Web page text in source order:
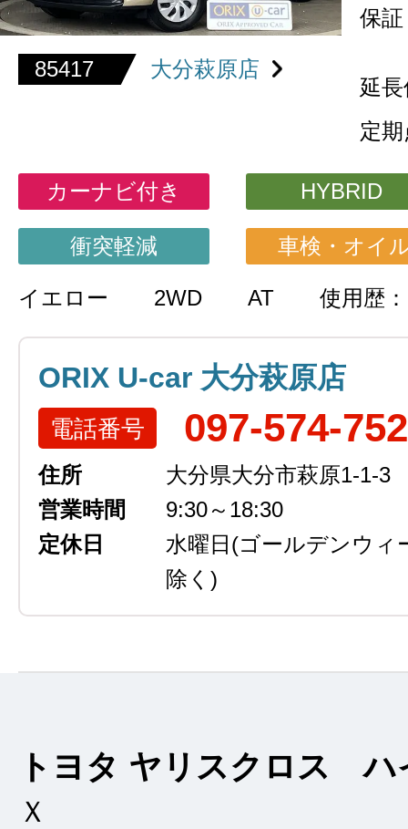
85417 大分萩原店
保証
延
定
カーナビ付き HYBRID
衝突軽減 車検・オイ
イエロー 2WD AT 使用歴
ORIX U-car 大分萩原店
電話番号 097-574-
住所
大分県大分市萩原1-1-3
営業時間
9:30～18:30
定休日
水曜日 (ゴールデンウィ
除く)
トヨタ ヤリスクロス ハ
Ｘ